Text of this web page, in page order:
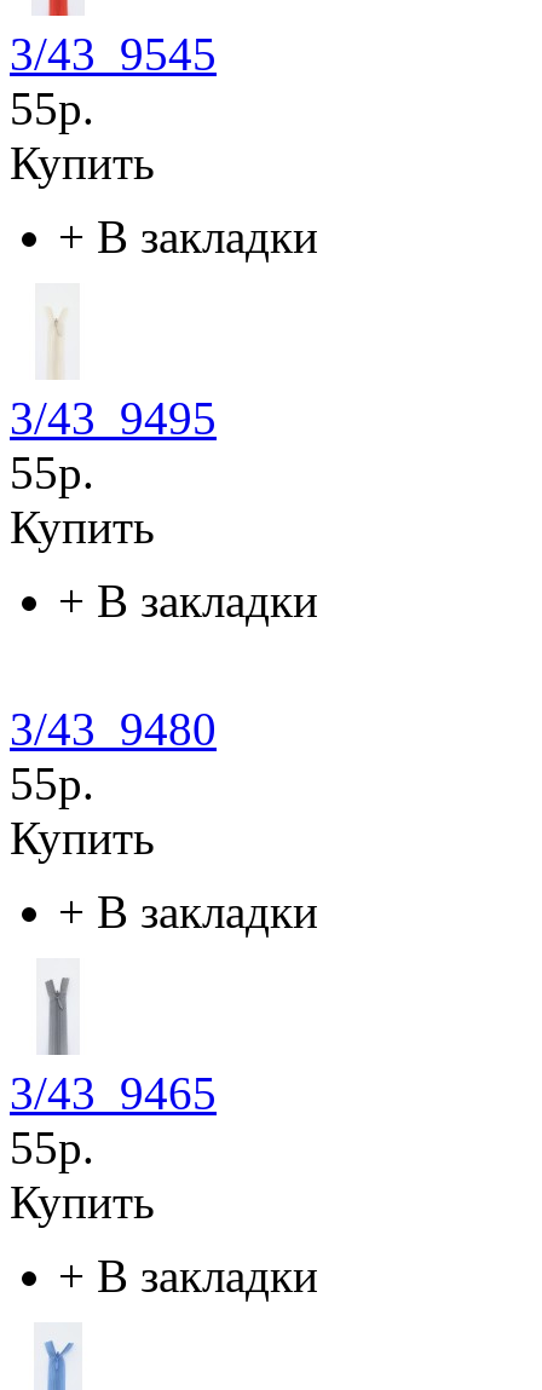
3/43_9545
55р.
Купить
+ В закладки
3/43_9495
55р.
Купить
+ В закладки
3/43_9480
55р.
Купить
+ В закладки
3/43_9465
55р.
Купить
+ В закладки